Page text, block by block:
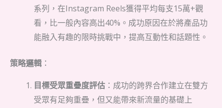
系列，在Instagram Reels獲得平均每支15萬+觀
看，比一般內容高出40%。成功原因在於將產品功
能融入有趣的限時挑戰中，提高互動性和話題性。
策略邏輯 ：
目標受眾重疊度評估 ：成功的跨界合作建立在雙方
受眾有足夠重疊，但又能帶來新流量的基礎上